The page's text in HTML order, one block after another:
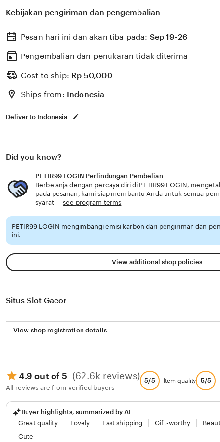
dengan kebutuhan usia senior layanan cepat modern
Kebijakan pengiriman dan pengembalian
Pesan hari ini dan akan tiba pada: Sep 19-26
Pengembalian dan penukaran tidak diterima
Cost to ship: Rp 50,000
Ships from: Indonesia
Deliver to Indonesia
Did you know?
PETIR99 LOGIN Perlindungan Pembelian
Berbelanja dengan percaya diri di PETIR99 LOGIN,
pada pesanan, kami siap membantu Anda untuk semua
syarat —see program terms
PETIR99 LOGIN mengimbangi emisi karbon dari pengiriman dan
ini.
View additional shop policies
Situs Slot Gacor
View shop registration details
4.9 out of 5 (62.6k reviews)
All reviews are from verified buyers
5/5 Item quality 5/5
Buyer highlights, summarized by AI
Great quality
Lovely Fast shipping Gift-worthy
Cute